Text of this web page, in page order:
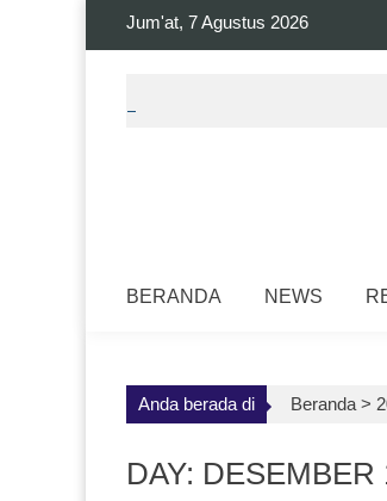
Jum'at, 7 Agustus 2026
BERANDA NEWS
Anda berada di Beranda >
DAY: DESEMBER